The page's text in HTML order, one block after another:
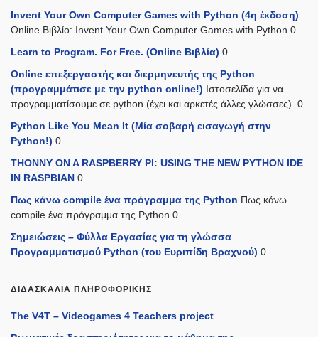
Invent Your Own Computer Games with Python (4η έκδοση)
Online Βιβλίο: Invent Your Own Computer Games with Python 0
Learn to Program. For Free. (Online Βιβλία) 0
Online επεξεργαστής και διερμηνευτής της Python
(προγραμμάτισε με την python online!) Ιστοσελίδα για να
προγραμματίσουμε σε python (έχει και αρκετές άλλες γλώσσες). 0
Python Like You Mean It (Mία σοβαρή εισαγωγή στην
Python!) 0
THONNY ON A RASPBERRY PI: USING THE NEW PYTHON IDE
IN RASPBIAN 0
Πως κάνω compile ένα πρόγραμμα της Python Πως κάνω
compile ένα πρόγραμμα της Python 0
Σημειώσεις – Φύλλα Εργασίας για τη γλώσσα
Προγραμματισμού Python (του Ευριπίδη Βραχνού) 0
ΔΙΔΑΣΚΑΛΊΑ ΠΛΗΡΟΦΟΡΙΚΉΣ
The V4T – Videogames 4 Teachers project